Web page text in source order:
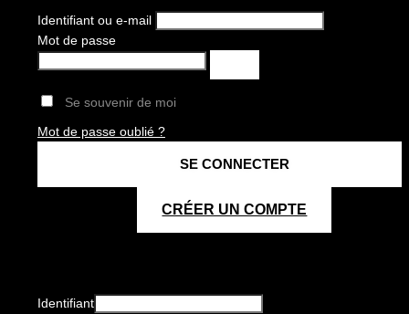
Identifiant ou e-mail
Mot de passe
Se souvenir de moi
Mot de passe oublié ?
CRÉER UN COMPTE
Identifiant